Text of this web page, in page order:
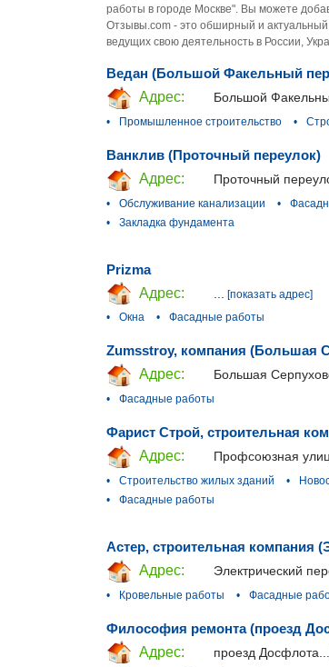
работы в городе Москве". Вы можете
Отзывы.com - это обширный и
ведущих свою деятельность в России,
Ведан (Большой Факельный
Адрес:
Большой
•
Промышленное строительство •
Ванклив (Проточный переулок)
Адрес:
Проточный
•
Обслуживание канализации •
•
Закладка фундамента
Prizma
Адрес:
[показать адрес]
•
Окна • Фасадные работы
Zumsstroy, компания (Большая
Адрес:
Большая
•
Фасадные работы
Фарист Строй, строительная
Адрес:
Профсоюзная
•
Строительство жилых зданий •
•
Фасадные работы
Астер, строительная компания
Адрес:
Электрический
•
Кровельные работы • Фасадные
Философия ремонта (проезд
Адрес:
проезд Досфлота...